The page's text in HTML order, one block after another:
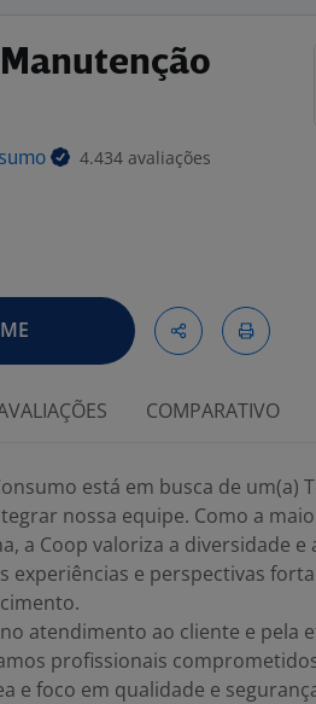
4.434 avaliações
COMPARATIVO
está em busca de um(a)
nossa equipe. Como a
a Coop valoriza a diversidade e
experiências e perspectivas
atendimento ao cliente e pela
profissionais
e foco em qualidade e